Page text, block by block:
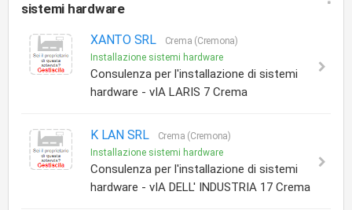
sistemi hardware
XANTO SRL
Crema (Cremona)
Installazione sistemi hardware
Consulenza per l'installazione di sistemi
hardware - vIA LARIS 7 Crema
K LAN SRL
Crema (Cremona)
Installazione sistemi hardware
Consulenza per l'installazione di sistemi
hardware - vIA DELL' INDUSTRIA 17 Crema